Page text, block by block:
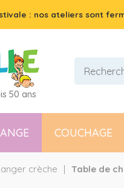
: nos ateliers sont
50 ans
COUCHAGE
crèche Table de